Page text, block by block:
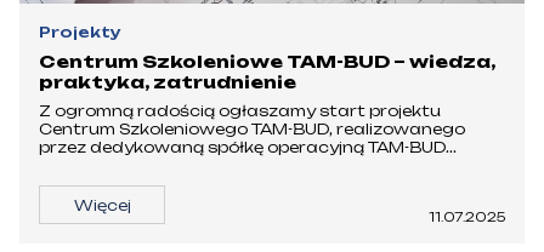
Projekty
Centrum Szkoleniowe TAM-BUD – wiedza,
praktyka, zatrudnienie
Z ogromną radością ogłaszamy start projektu
Centrum Szkoleniowego TAM-BUD, realizowanego
przez dedykowaną spółkę operacyjną TAM-BUD...
Więcej
11.07.2025